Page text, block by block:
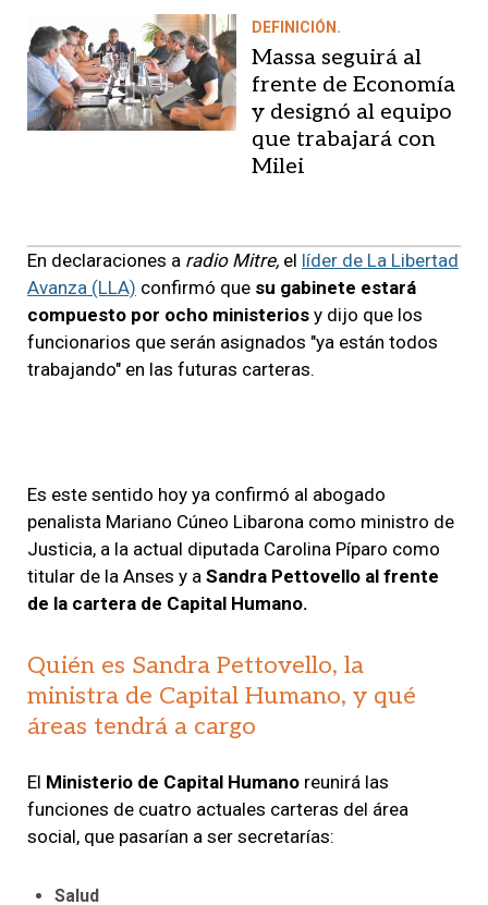
DEFINICIÓN.
Massa seguirá al
frente de Economía
y designó al equipo
que trabajará con
Milei
En declaraciones a radio Mitre, el líder de La Libertad
Avanza (LLA) confirmó que su gabinete estará
compuesto por ocho ministerios y dijo que los
funcionarios que serán asignados "ya están todos
trabajando" en las futuras carteras.
Es este sentido hoy ya confirmó al abogado
penalista Mariano Cúneo Libarona como ministro de
Justicia, a la actual diputada Carolina Píparo como
titular de la Anses y a Sandra Pettovello al frente
de la cartera de Capital Humano.
Quién es Sandra Pettovello, la
ministra de Capital Humano, y qué
áreas tendrá a cargo
El Ministerio de Capital Humano reunirá las
funciones de cuatro actuales carteras del área
social, que pasarían a ser secretarías:
Salud